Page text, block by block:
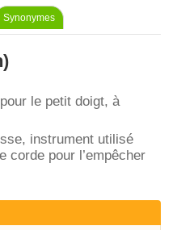
Synonymes
le petit doigt, à
instrument utilisé
corde pour l’empêcher